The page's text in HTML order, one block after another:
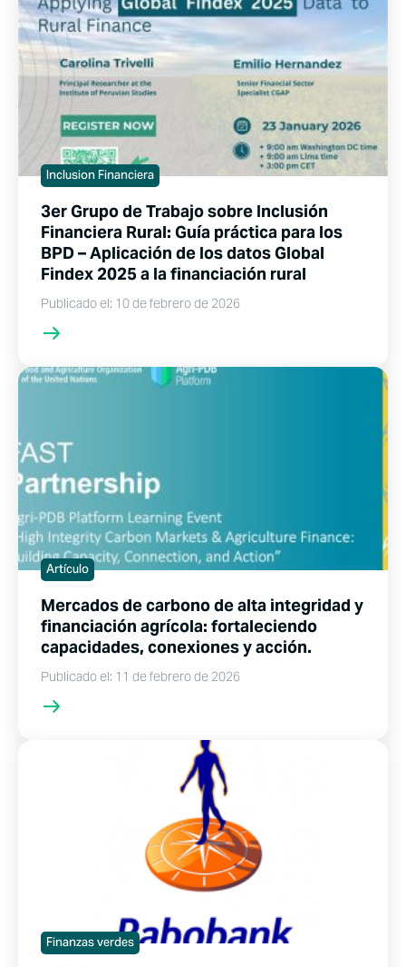
Inclusion Financiera
3er Grupo de Trabajo sobre Inclusión
Financiera Rural: Guía práctica para los
BPD – Aplicación de los datos Global
Findex 2025 a la financiación rural
Publicado el: 10 de febrero de 2026
Artículo
Mercados de carbono de alta integridad y
financiación agrícola: fortaleciendo
capacidades, conexiones y acción.
Publicado el: 11 de febrero de 2026
Finanzas verdes